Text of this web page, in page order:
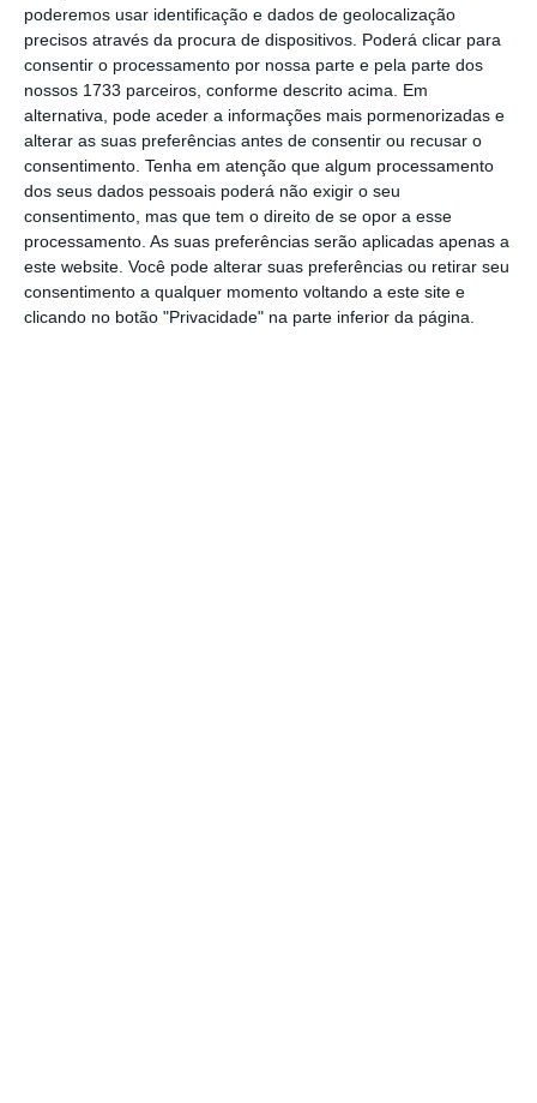
poderemos usar identificação e dados de geolocalização
precisos através da procura de dispositivos. Poderá clicar para
consentir o processamento por nossa parte e pela parte dos
nossos 1733 parceiros, conforme descrito acima. Em
alternativa, pode aceder a informações mais pormenorizadas e
alterar as suas preferências antes de consentir ou recusar o
consentimento. Tenha em atenção que algum processamento
dos seus dados pessoais poderá não exigir o seu
consentimento, mas que tem o direito de se opor a esse
processamento. As suas preferências serão aplicadas apenas a
este website. Você pode alterar suas preferências ou retirar seu
consentimento a qualquer momento voltando a este site e
clicando no botão "Privacidade" na parte inferior da página.
o jornalismo independente e rigoroso.
De que forma? Assine o ECO Premium e
tenha acesso a notícias exclusivas, à
opinião que conta, às reportagens e
especiais que mostram o outro lado da
história.
Esta assinatura é uma forma de apoiar
o ECO e os seus jornalistas. A nossa